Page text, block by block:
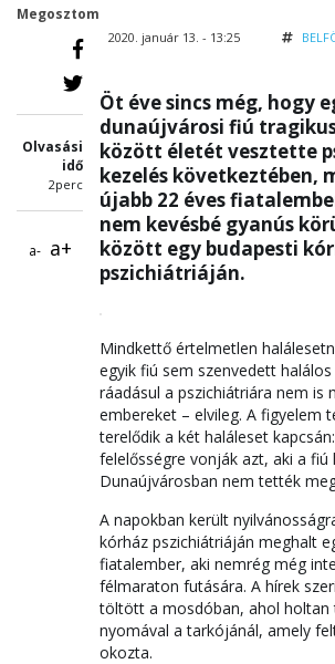
Megosztom
Olvasási
idő
2perc
a- a+
2020. január 13. - 13:25
Öt éve sincs még, hogy
dunaújvárosi fiú
között életét vesztette
kezelés következtében,
újabb 22 éves
nem kevésbé gyanús
között egy budapesti
pszichiátriáján.
Mindkettő értelmetlen
egyik fiú sem szenvedett
ráadásul a pszichiátriára nem is
embereket – elvileg. A figyelem
terelődik a két haláleset
felelősségre vonják azt, aki a fiú
Dunaújvárosban nem tették
A napokban került
kórház pszichiátriáján meghalt
fiatalember, aki nemrég még
félmaraton futására. A hírek
töltött a mosdóban, ahol holtan
nyomával a tarkójánál, amely
okozta.